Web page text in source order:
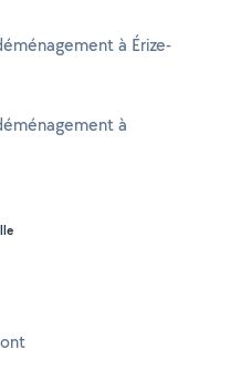
à Érize-
à